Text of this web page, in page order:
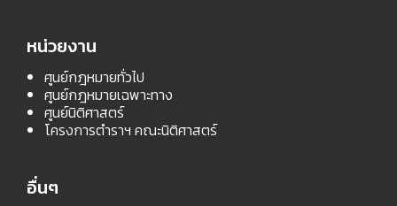
หน่วยงาน
ศูนย์กฎหมายทั่วไป
ศูนย์กฎหมายเฉพาะทาง
ศูนย์นิติศาสตร์
โครงการตำราฯ คณะนิติศาสตร์
อื่นๆ